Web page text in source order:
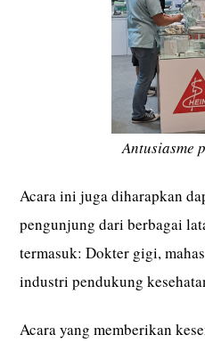
Antusiasme
Acara ini juga diharapkan
pengunjung dari berbagai
termasuk: Dokter gigi,
industri pendukung
Acara yang memberikan